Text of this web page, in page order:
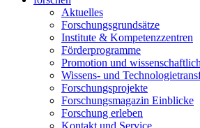
Aktuelles
Forschungsgrundsätze
Institute & Kompetenzzentren
Förderprogramme
Promotion und
Wissens- und
Forschungsprojekte
Forschungsmagazin Einblicke
Forschung erleben
Kontakt und Service